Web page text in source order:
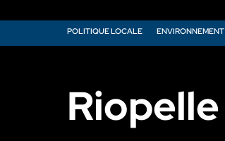
POLITIQUE LOCALE ENVIRONNEMENT
Riopelle